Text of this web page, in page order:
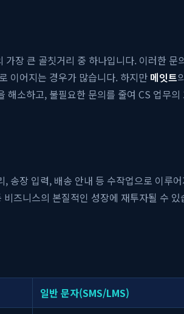
장 큰 골칫거리 중 하나입니다. 이러한
이어지는 경우가 많습니다. 하지만 메잇트
소하고, 불필요한 문의를 줄여 CS 업무
송장 입력, 배송 안내 등 수작업으로 이루
즈니스의 본질적인 성장에 재투자될 수
일반 문자(SMS/LMS)